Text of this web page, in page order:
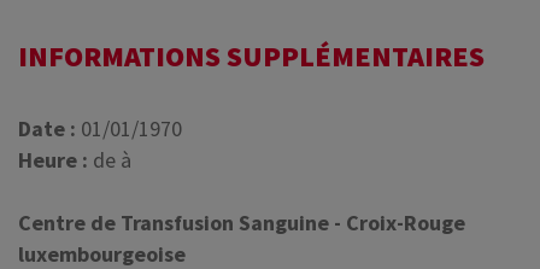
INFORMATIONS SUPPLÉMENTAIRES
Date : 01/01/1970
Heure : de à
Centre de Transfusion Sanguine - Croix-Rouge
luxembourgeoise